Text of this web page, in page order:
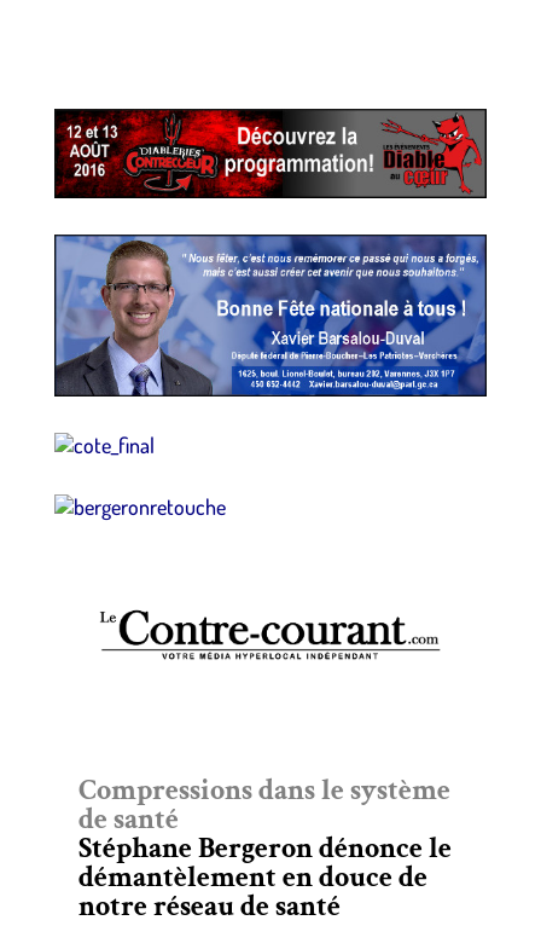
Compressions dans le système
de santé
Stéphane Bergeron dénonce le
démantèlement en douce de
notre réseau de santé